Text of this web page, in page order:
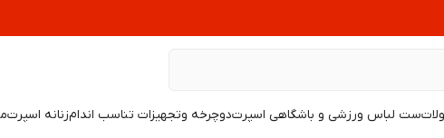
ست لباس ورزشی و باشگاهی اسپرتدوچرخه وتجهیزات تناسب اندامزنانه اسپرت